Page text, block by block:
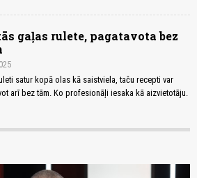
gaļas rulete, pagatavota bez
satur kopā olas kā saistviela, taču recepti var
arī bez tām. Ko profesionāļi iesaka kā aizvietotāju.